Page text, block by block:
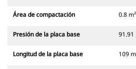
Área de compactación 0.8 m²
Presión de la placa base 91.91
Longitud de la placa base 109